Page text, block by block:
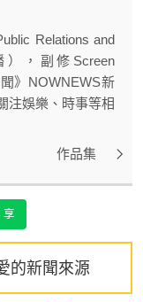
Relations and
），副修Screen
》NOWNEWS新
注娛樂、時事等相
作品集
的新聞來源